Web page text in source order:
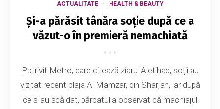
ACTUALITATE HEALTH & BEAUTY
Și-a părăsit tânăra soție după ce a
văzut-o în premieră nemachiată
Potrivit Metro, care citează ziarul Aletihad, soții au
vizitat recent plaja Al Mamzar, din Sharjah, iar după
ce s-au scăldat, bărbatul a observat că machiajul